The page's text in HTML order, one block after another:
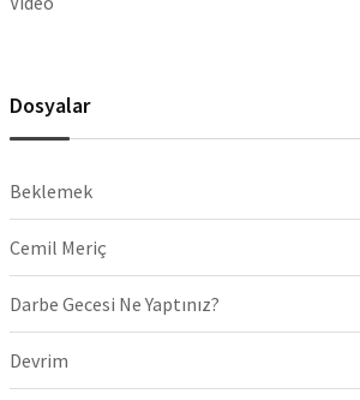
Dosyalar
Beklemek
Cemil Meriç
Darbe Gecesi Ne Yaptınız?
Devrim